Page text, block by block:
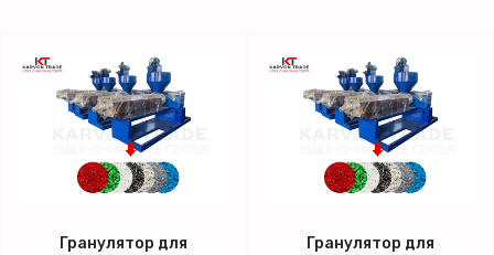
Гранулятор для
Гранулятор для